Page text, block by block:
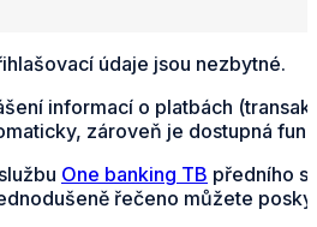
údaje jsou nezbytné.
informací o platbách
zároveň je dostupná
One banking TB předního
řečeno můžete